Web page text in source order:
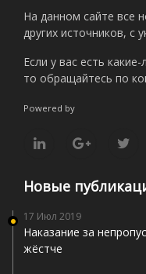
На данном сайте все
других источников, с
Если у вас есть
то обращайтесь по
Powered by
Новые
17 Июл 2019
Наказание за
жёстче